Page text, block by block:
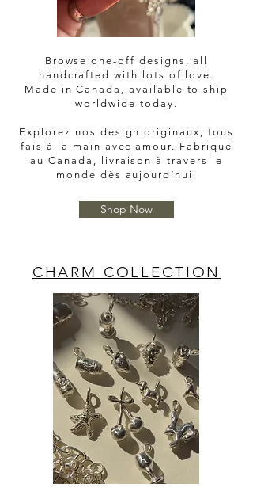
Browse one-off designs, all
handcrafted with lots of love.
Made in Canada, available to ship
worldwide today.
Explorez nos design originaux, tous
fais à la main avec amour. Fabriqué
au Canada, livraison à travers le
monde dès aujourd’hui.
Shop Now
CHARM COLLECTION